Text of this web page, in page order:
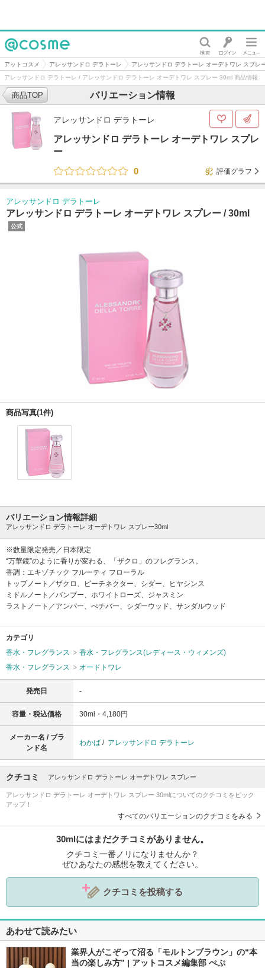
@cosme
アットコスメ アレッサンドロ デラトーレ
アレッサンドロ デラトーレ オーデトワレ スプレ
アレッサンドロ デラトーレ / アレッサンドロ デラトーレ オーデトワレ スプレー 30ml 商品情報
バリエーション情報
商品TOP
アレッサンドロ デラトーレ
アレッサンドロ デラトーレ オーデトワレ スプレ
ー
0
評価グラフ
アレッサンドロ デラトーレ
アレッサンドロ デラトーレ オーデトワレ スプレー /30ml
公式
商品写真(1件)
バリエーション情報詳細
アレッサンドロ デラトーレ オーデトワレ スプレー30ml
※数量限定発売／日本限定
“万華鏡”のように香りが変わる、「ザクロ」のフレグランス。
香調：エキゾチック フルーティ フローラル
トップノート／ザクロ、ピーチネクター、シダー、ヒヤシンス
ミドルノート／バンブー、ホワイトローズ、ジャスミン
ラストノート／アンバー、べチバー、シダーウッド、サンダルウッド
カテゴリ
香水・フレグランス
香水・フレグランス(レディース・ウィメンズ)
香水・フレグランス
オードトワレ
発売日 -
容量・税込価格 30ml・4,180円
メーカー名 / ブラ
ンド名
わかば / アレッサンドロ デラトーレ
クチコミ アレッサンドロ デラトーレ オーデトワレ スプレー
アレッサンドロ デラトーレ オーデトワレ スプレー 30mlについてのクチコミをピック
アップ！
すべてのバリエーションのクチコミをみる
30mlにはまだクチコミがありません。
クチコミ一番ノリになりませんか？
ぜひあなたの感想を教えてください。
クチコミを投稿する
あわせて読みたい
業界人がこぞって沼る「モルトンブラウン」の“本
当の楽しみ方” | アットコスメ編集部 ぺぷ